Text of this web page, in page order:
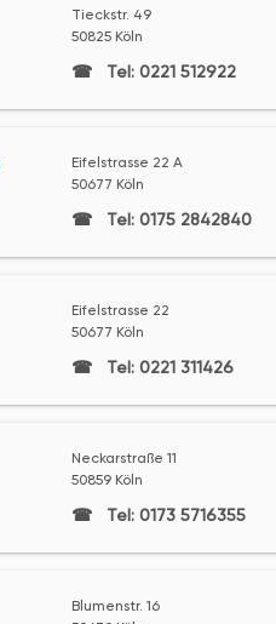
Tieckstr. 49
50825 Köln
Tel: 0221 512922
Eifelstrasse 22 A
50677 Köln
Tel: 0175 2842840
Eifelstrasse 22
50677 Köln
Tel: 0221 311426
Neckarstraße 11
50859 Köln
Tel: 0173 5716355
Blumenstr. 16